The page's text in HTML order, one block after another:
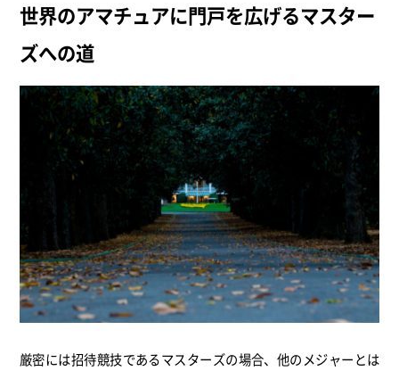
世界のアマチュアに門戸を広げるマスター
ズへの道
厳密には招待競技であるマスターズの場合、他のメジャーとは